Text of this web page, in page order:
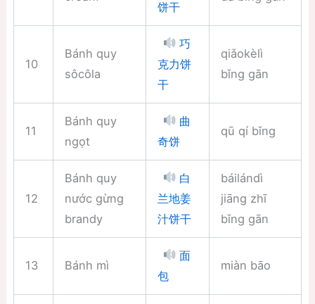
饼干
10
Bánh quy
sôcôla
巧
克力饼
干
qiǎokèlì
bǐng gān
11
Bánh quy
ngọt
曲
奇饼
qū qí bǐng
12
Bánh quy
nước gừng
brandy
白
兰地姜
汁饼干
báilándì
jiāng zhī
bǐng gān
13 Bánh mì
面
包
miàn bāo